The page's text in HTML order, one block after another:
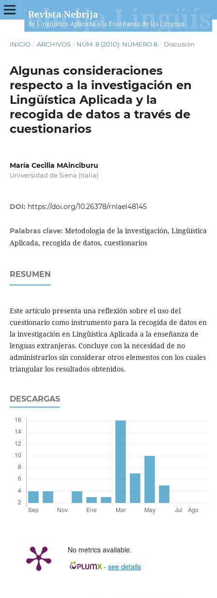
INICIO / ARCHIVOS / NÚM. 8 (2010): NÚMERO 8 / Discusión
Algunas consideraciones
respecto a la investigación en
Lingüística Aplicada y la
recogida de datos a través de
cuestionarios
María Cecilia MAinciburu
Universidad de Siena (Italia)
DOI: https://doi.org/10.26378/rnlael48145
Palabras clave: Metodologia de la investigación, Lingüística
Aplicada, recogida de datos, cuestionarios
RESUMEN
Este artículo presenta una reflexión sobre el uso del
cuestionario como instrumento para la recogida de datos en
la investigación en Lingüística Aplicada a la enseñanza de
lenguas extranjeras. Concluye con la necesidad de no
administrarlos sin considerar otros elementos con los cuales
triangular los resultados obtenidos.
DESCARGAS
No metrics available.
- see details